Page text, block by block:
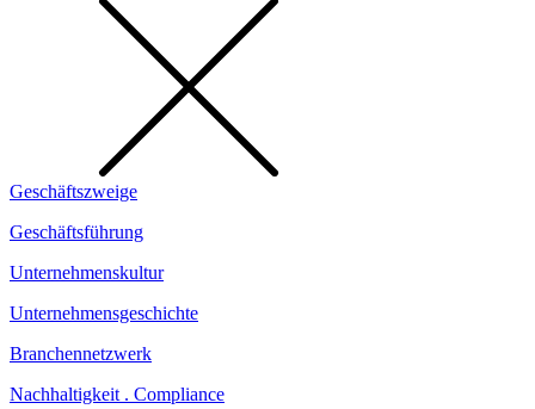
Geschäftszweige
Geschäftsführung
Unternehmenskultur
Unternehmensgeschichte
Branchennetzwerk
Nachhaltigkeit . Compliance